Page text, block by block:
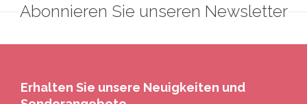
Abonnieren Sie unseren Newsletter
Erhalten Sie unsere Neuigkeiten und